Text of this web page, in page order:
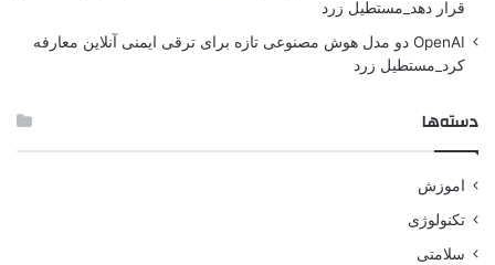
قرار دهد_مستطیل زرد
OpenAI دو مدل هوش مصنوعی تازه برای ترقی ایمنی آنلاین معارفه
کرد_مستطیل زرد
دسته‌ها
اموزش
تکنولوژی
سلامتی